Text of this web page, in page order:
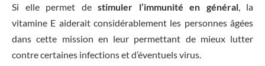
Si elle permet de stimuler l’immunité en général, la
vitamine E aiderait considérablement les personnes âgées
dans cette mission en leur permettant de mieux lutter
contre certaines infections et d’éventuels virus.